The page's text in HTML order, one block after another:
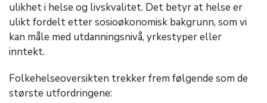
ulikhet i helse og livskvalitet. Det betyr at helse er
ulikt fordelt etter sosioøkonomisk bakgrunn, som vi
kan måle med utdanningsnivå, yrkestyper eller
inntekt.
Folkehelseoversikten trekker frem følgende som de
største utfordringene: